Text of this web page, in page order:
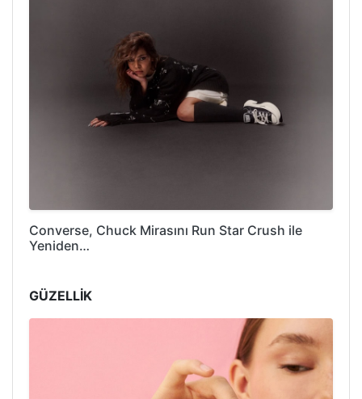
Converse, Chuck Mirasını Run Star Crush ile
Yeniden…
GÜZELLİK